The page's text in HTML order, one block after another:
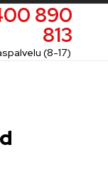
890
813
(8-17)